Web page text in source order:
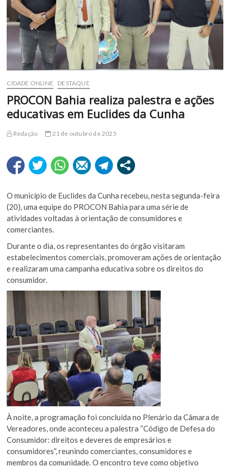
CIDADE ONLINE DESTAQUE
PROCON Bahia realiza palestra e ações
educativas em Euclides da Cunha
Redação 21 de outubro de 2025
O município de Euclides da Cunha recebeu, nesta segunda-feira
(20), uma equipe do PROCON Bahia para uma série de
atividades voltadas à orientação de consumidores e
comerciantes.
Durante o dia, os representantes do órgão visitaram
estabelecimentos comerciais, promoveram ações de orientação
e realizaram uma campanha educativa sobre os direitos do
consumidor.
À noite, a programação foi concluída no Plenário da Câmara de
Vereadores, onde aconteceu a palestra “Código de Defesa do
Consumidor: direitos e deveres de empresários e
consumidores”, reunindo comerciantes, consumidores e
membros da comunidade. O encontro teve como objetivo